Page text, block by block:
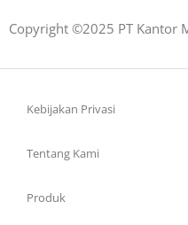
Copyright ©2025 PT Kantor
Kebijakan Privasi
Tentang Kami
Produk